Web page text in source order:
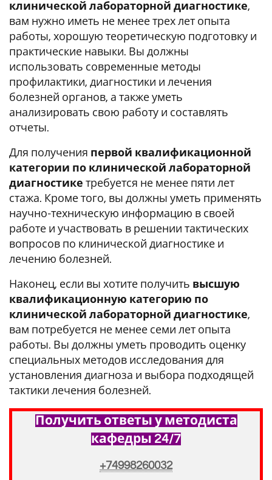
клинической лабораторной диагностике,
вам нужно иметь не менее трех лет опыта
работы, хорошую теоретическую подготовку и
практические навыки. Вы должны
использовать современные методы
профилактики, диагностики и лечения
болезней органов, а также уметь
анализировать свою работу и составлять
отчеты.
Для получения первой квалификационной
категории по клинической лабораторной
диагностике требуется не менее пяти лет
стажа. Кроме того, вы должны уметь применять
научно-техническую информацию в своей
работе и участвовать в решении тактических
вопросов по клинической диагностике и
лечению болезней.
Наконец, если вы хотите получить высшую
квалификационную категорию по
клинической лабораторной диагностике,
вам потребуется не менее семи лет опыта
работы. Вы должны уметь проводить оценку
специальных методов исследования для
установления диагноза и выбора подходящей
тактики лечения болезней.
Получить ответы у методиста
кафедры 24/7
+74998260032